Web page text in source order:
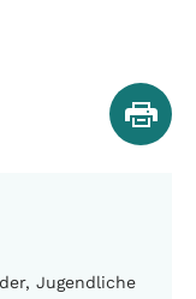
Jugendliche